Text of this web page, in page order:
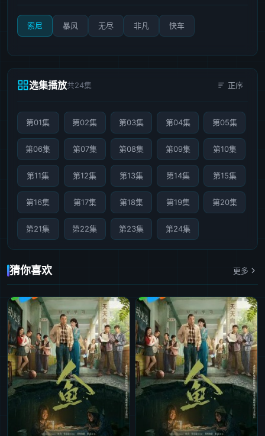
索尼 暴风 无尽 非凡 快车
选集播放共24集 正序
第01集 第02集 第03集 第04集 第05集
第06集 第07集 第08集 第09集 第10集
第11集 第12集 第13集 第14集 第15集
第16集 第17集 第18集 第19集 第20集
第21集 第22集 第23集 第24集
猜你喜欢 更多